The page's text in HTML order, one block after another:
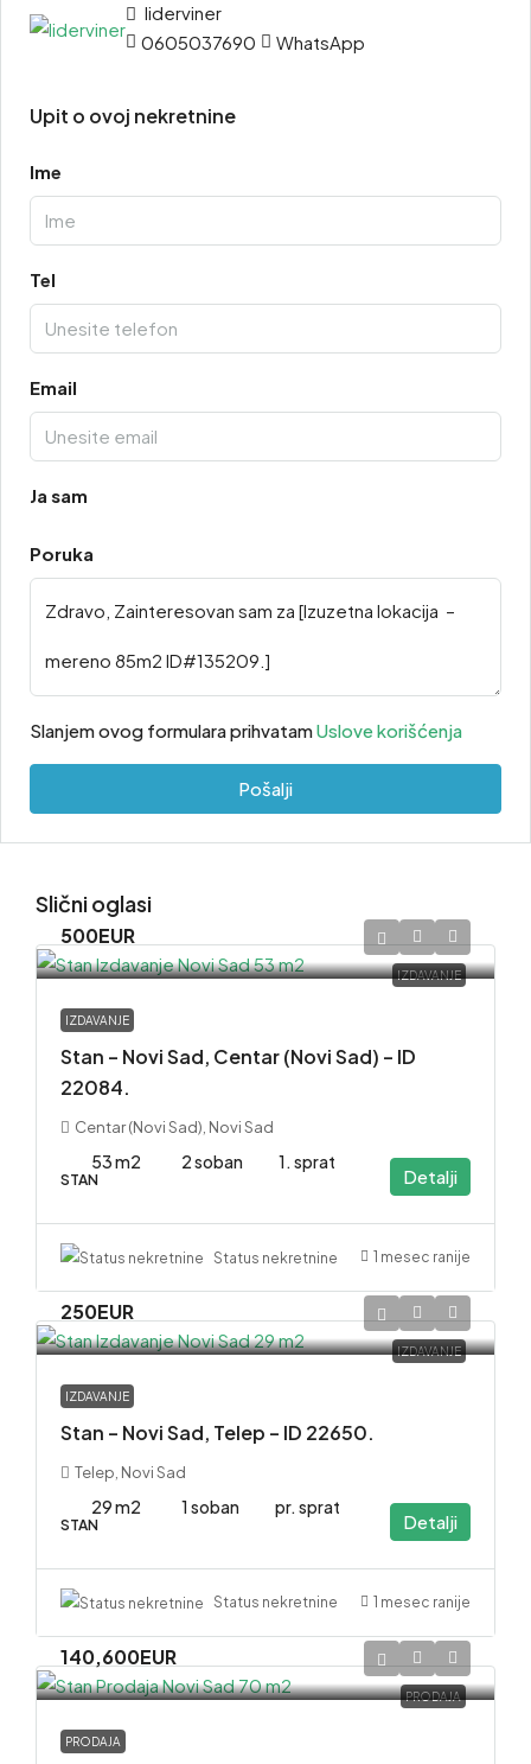
liderviner
0605037690
WhatsApp
Upit o ovoj nekretnine
Ime
Tel
Email
Ja sam
Poruka
Slanjem ovog formulara prihvatamUslove korišćenja
Pošalji
Slični oglasi
IZDAVANJE
500EUR
IZDAVANJE
Stan – Novi Sad, Centar (Novi Sad) – ID
22084.
Centar (Novi Sad), Novi Sad
53 m2 2 soban 1. sprat
STAN Detalji
Status nekretnine 1 mesec ranije
IZDAVANJE
250EUR
IZDAVANJE
Stan – Novi Sad, Telep – ID 22650.
Telep, Novi Sad
29 m2 1 soban pr. sprat
STAN Detalji
Status nekretnine 1 mesec ranije
PRODAJA
140,600EUR
PRODAJA